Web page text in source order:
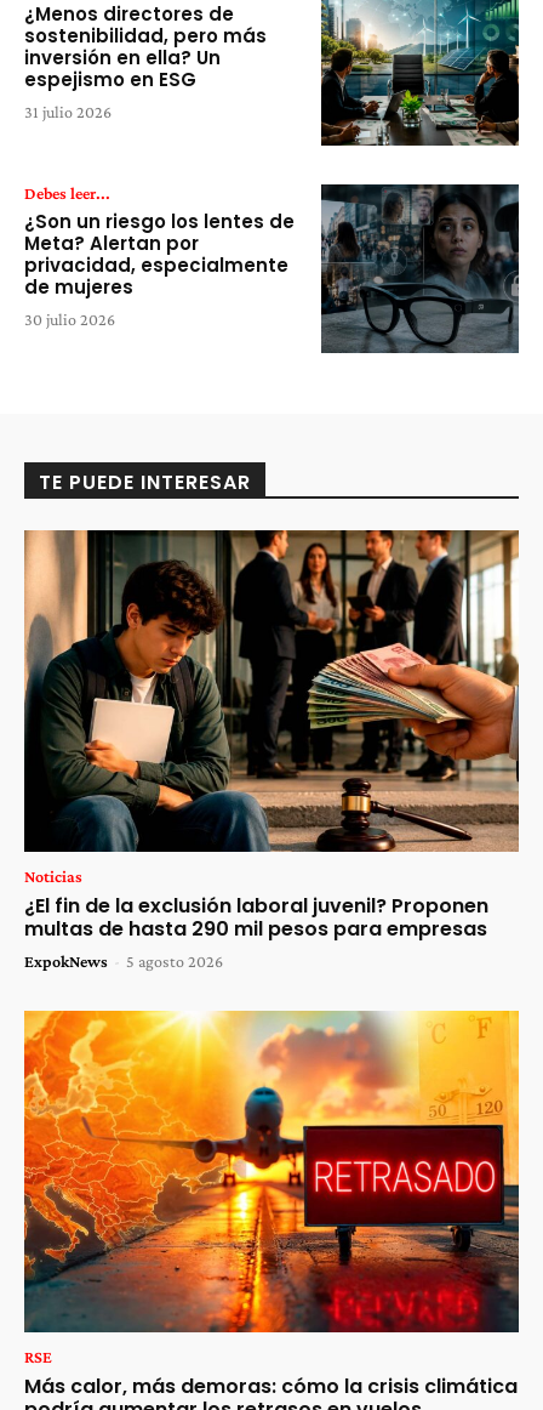
¿Menos directores de
sostenibilidad, pero más
inversión en ella? Un
espejismo en ESG
31 julio 2026
Debes leer...
¿Son un riesgo los lentes de
Meta? Alertan por
privacidad, especialmente
de mujeres
30 julio 2026
TE PUEDE INTERESAR
Noticias
¿El fin de la exclusión laboral juvenil? Proponen
multas de hasta 290 mil pesos para empresas
ExpokNews - 5 agosto 2026
RSE
Más calor, más demoras: cómo la crisis climática